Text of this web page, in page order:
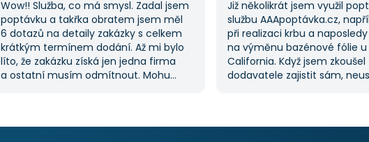
Wow!! Služba, co má smysl. Zadal jsem
poptávku a takřka obratem jsem měl
6 dotazů na detaily zakázky s celkem
krátkým termínem dodání. Až mi bylo
líto, že zakázku získá jen jedna firma
a ostatní musím odmítnout. Mohu
začněte tady :-)
Již několikrát jsem využil
službu AAApoptávka.cz,
při realizaci krbu a naposledy
na výměnu bazénové fólie
California. Když jsem zkoušel
dodavatele zajistit sám,
S poskytnutými službami